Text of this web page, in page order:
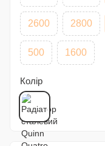
2600 2800
500 1600
Колір